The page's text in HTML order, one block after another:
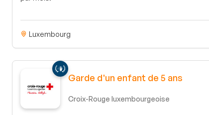
Luxembourg
Garde d'un enfant de 5 ans
Croix-Rouge luxembourgeoise